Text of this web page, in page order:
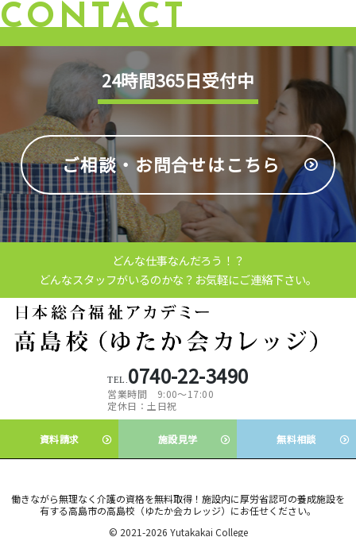
CONTACT
24時間365日受付中
ご相談・お問合せはこちら
どんな仕事なんだろう！？
どんなスタッフがいるのかな？ お気軽にご連絡下さい。
0740-22-3490
営業時間 9:00～17:00
定休日：土日祝
資料請求 施設見学 無料相談
© 2021-2026 Yutakakai College
働きながら無理なく介護の資格を無料取得！施設内に厚労省認可の養成施設を
有する高島市の高島校（ゆたか会カレッジ） にお任せください。